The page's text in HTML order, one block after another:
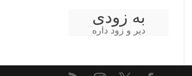
به زودی
دیر و زود داره